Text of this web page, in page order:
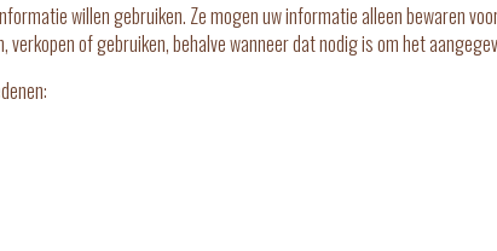
willen gebruiken. Ze mogen uw informatie alleen bewaren
of gebruiken, behalve wanneer dat nodig is om het